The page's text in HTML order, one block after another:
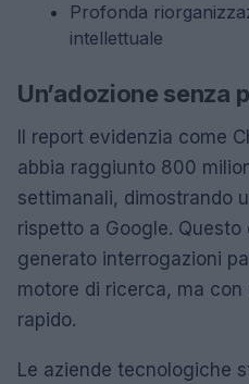
Profonda
intellettuale
Un’adozione senza
Il report evidenzia come
abbia raggiunto 800
settimanali, dimostrando
rispetto a Google.
generato interrogazioni
motore di ricerca, ma
rapido.
Le aziende tecnologiche